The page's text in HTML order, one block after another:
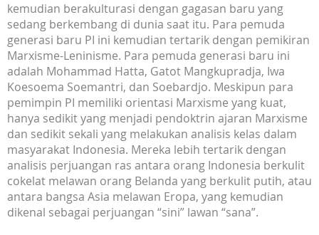
kemudian berakulturasi dengan gagasan baru yang
sedang berkembang di dunia saat itu. Para pemuda
generasi baru PI ini kemudian tertarik dengan pemikiran
Marxisme-Leninisme. Para pemuda generasi baru ini
adalah Mohammad Hatta, Gatot Mangkupradja, Iwa
Koesoema Soemantri, dan Soebardjo. Meskipun para
pemimpin PI memiliki orientasi Marxisme yang kuat,
hanya sedikit yang menjadi pendoktrin ajaran Marxisme
dan sedikit sekali yang melakukan analisis kelas dalam
masyarakat Indonesia. Mereka lebih tertarik dengan
analisis perjuangan ras antara orang Indonesia berkulit
cokelat melawan orang Belanda yang berkulit putih, atau
antara bangsa Asia melawan Eropa, yang kemudian
dikenal sebagai perjuangan “sini” lawan “sana”.